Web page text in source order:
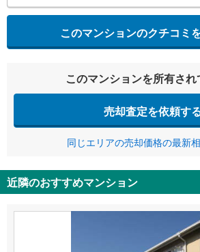
このマンションのクチコミ
このマンションを所有さ
売却査定を依頼す
同じエリアの売却価格の最新
近隣のおすすめマンション